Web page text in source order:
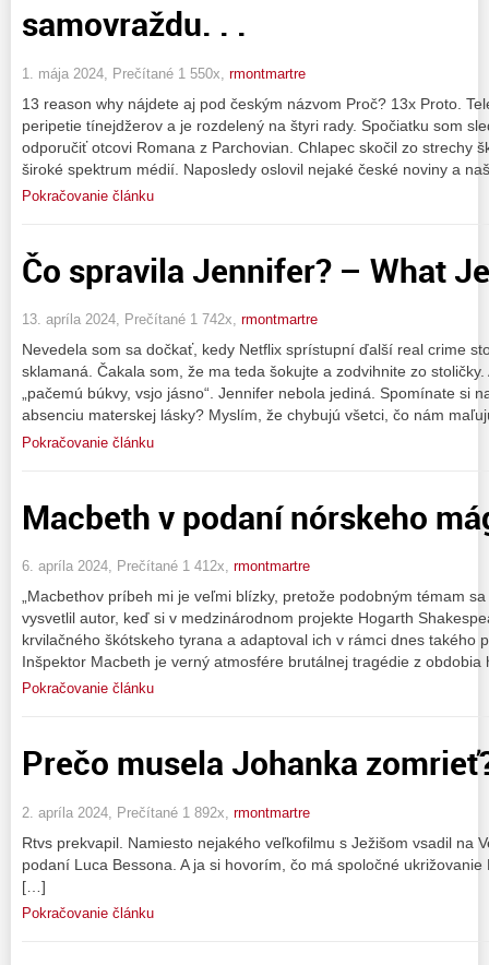
samovraždu. . .
1. mája 2024, Prečítané 1 550x, rmontmartre
13 reason why nájdete aj pod českým názvom Proč? 13x Proto.
peripetie tínejdžerov a je rozdelený na štyri rady. Spočiatku som
odporučiť otcovi Romana z Parchovian. Chlapec skočil zo strechy
široké spektrum médií. Naposledy oslovil nejaké české noviny a
Pokračovanie článku
Čo spravila Jennifer? – What
13. apríla 2024, Prečítané 1 742x, rmontmartre
Nevedela som sa dočkať, kedy Netflix sprístupní ďalší real crime
sklamaná. Čakala som, že ma teda šokujte a zodvihnite zo
„pačemú búkvy, vsjo jásno“. Jennifer nebola jediná. Spomínate si
absenciu materskej lásky? Myslím, že chybujú všetci, čo nám
Pokračovanie článku
Macbeth v podaní nórskeho
6. apríla 2024, Prečítané 1 412x, rmontmartre
„Macbethov príbeh mi je veľmi blízky, pretože podobným témam
vysvetlil autor, keď si v medzinárodnom projekte Hogarth
krvilačného škótskeho tyrana a adaptoval ich v rámci dnes takého
Inšpektor Macbeth je verný atmosfére brutálnej tragédie z
Pokračovanie článku
Prečo musela Johanka
2. apríla 2024, Prečítané 1 892x, rmontmartre
Rtvs prekvapil. Namiesto nejakého veľkofilmu s Ježišom vsadil na
podaní Luca Bessona. A ja si hovorím, čo má spoločné
[…]
Pokračovanie článku